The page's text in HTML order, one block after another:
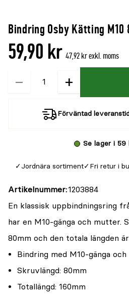
Bindring Osby Kätting M10
59,90 kr 47,92 kr exkl. moms
−
Kvantitet +
Förväntad
Se lager i 59
Jordnära sortiment Fri retur i
Artikelnummer 1203884
En klassisk uppbindningsring
har en M10-gänga och mutter.
80mm och den totala längden
Bindring med M10-gänga
Skruvlängd: 80mm
Totallängd: 160mm